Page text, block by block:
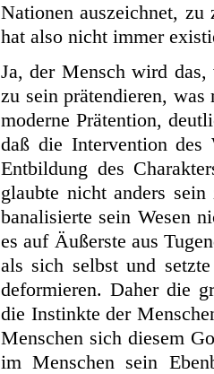
Nationen auszeichnet,
hat also nicht immer
Ja, der Mensch wird das,
zu sein prätendieren,
moderne Prätention,
daß die Intervention
Entbildung des
glaubte nicht anders
banalisierte sein Wesen
es auf Äußerste aus
als sich selbst und
deformieren. Daher die
die Instinkte der
Menschen sich diesem
im Menschen sein